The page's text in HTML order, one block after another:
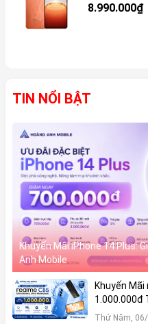
8.990.000₫
TIN NỔI BẬT
Khuyến Mãi iPhone 14 Plus:
Anh Mobile
Khuyến Mãi
1.000.000đ
Thứ Năm,